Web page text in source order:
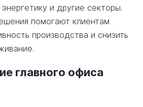
и другие секторы.
помогают клиентам
производства и снизить
главного офиса